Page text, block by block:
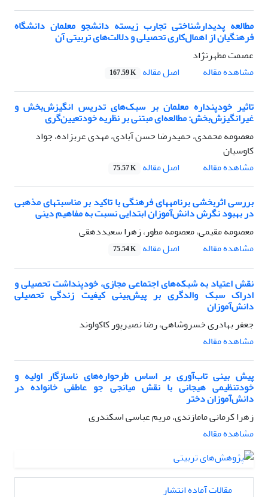
مطالعه پدیدارشناختی تجارب زیسته دانشجو معلمان دانشگاه
فرهنگیان از اهمال‌کاری تحصیلی و دلالت‌های تربیتی آن
عصمت مطهرنژاد
مشاهده مقاله
اصل مقاله 167.59 K
تاثیر خودپنداره معلمان بر سبک‌های تدریس انگیزش‌بخش و
غیرانگیزش‌بخش: مطالعه‌ای مبتنی بر نظریه خودتعیین‌گری
معصومه محمدی، حمیدرضا حسن آبادی، مهدی عربزاده، جواد
کاوسیان
مشاهده مقاله
اصل مقاله 75.57 K
بررسی اثربخشی برنامههای فرهنگی با تاکید بر مناسبتهای مذهبی
در بهبود نگرش دانش‌آموزان ابتدایی نسبت به مفاهیم دینی
معصومه مقیمی، معصومه مطور، زهرا سعیددهقی
مشاهده مقاله
اصل مقاله 75.54 K
نقش اعتیاد به شبکه‌های اجتماعی مجازی، خودپنداشت تحصیلی و
ادراک سبک والدگری بر پیش‌بینی کیفیت زندگی تحصیلی
دانش‌آموزان
جعفر بهادری خسروشاهی، رضا نصیرپور کاکولوند
مشاهده مقاله
پیش بینی تاب‌آوری بر اساس طرحواره‌های ناسازگار اولیه و
خودتنظیمی هیجانی با نقش میانجی جو عاطفی خانواده در
دانش‌آموزان دختر
زهرا کرمانی مامازندی، مریم عباسی اسکندری
مشاهده مقاله
مقالات آماده انتشار